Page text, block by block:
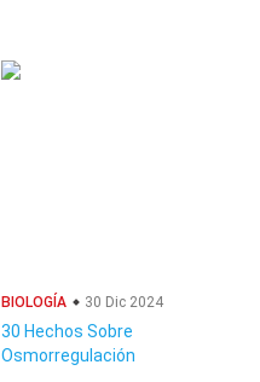
BIOLOGÍA 30 Dic 2024
30 Hechos Sobre
Osmorregulación